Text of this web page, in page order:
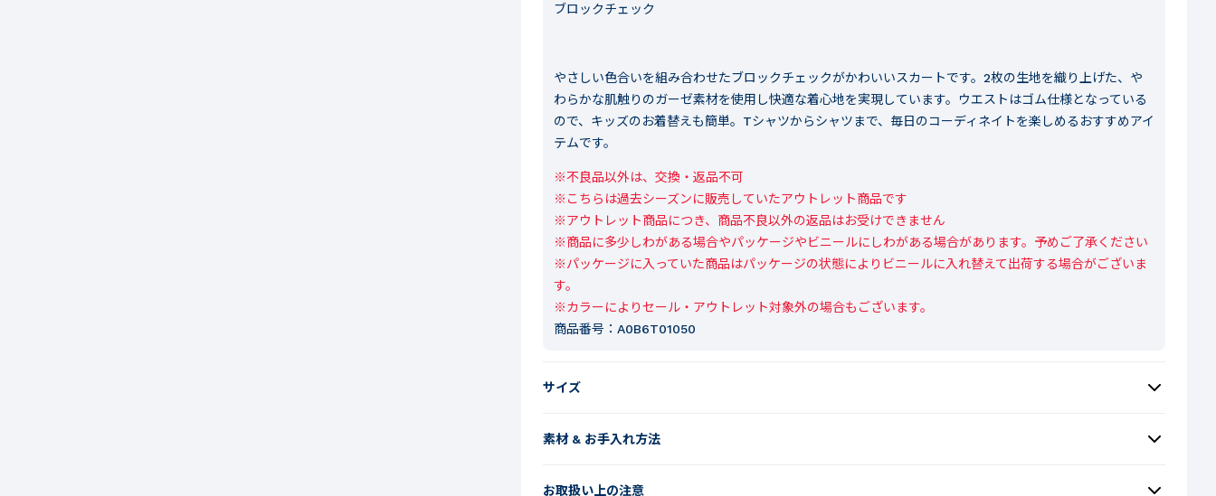
ブロックチェック
やさしい色合いを組み合わせたブロックチェックがかわいいスカートです。2枚の生地を織り上げた、や
わらかな肌触りのガーゼ素材を使用し快適な着心地を実現しています。ウエストはゴム仕様となっている
ので、キッズのお着替えも簡単。Tシャツからシャツまで、毎日のコーディネイトを楽しめるおすすめアイ
テムです。
※不良品以外は、交換・返品不可
※こちらは過去シーズンに販売していたアウトレット商品です
※アウトレット商品につき、商品不良以外の返品はお受けできません
※商品に多少しわがある場合やパッケージやビニールにしわがある場合があります。予めご了承ください
※パッケージに入っていた商品はパッケージの状態によりビニールに入れ替えて出荷する場合がございま
す。
※カラーによりセール・アウトレット対象外の場合もございます。
商品番号： A0B6T01050
サイズ
素材 & お手入れ方法
お取扱い上の注意